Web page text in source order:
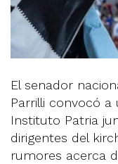
El senador
Parrilli convocó
Instituto Patria
dirigentes del
rumores acerca